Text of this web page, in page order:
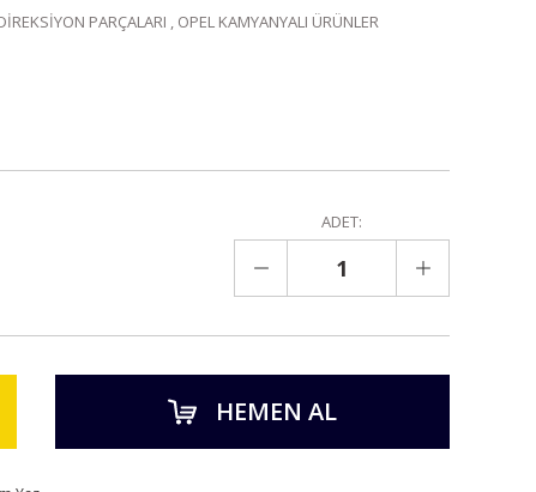
PARÇALARI , OPEL KAMYANYALI ÜRÜNLER
ADET:
HEMEN AL